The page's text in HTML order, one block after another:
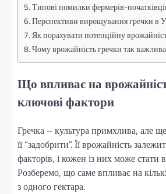
Типові помилки фермерів-
Перспективи вирощування гречки в
Як порахувати потенційну
Чому врожайність гречки так важлива
Що впливає на
ключові фактори
Гречка – культура примхлива, але
її “задобрити”. Її врожайність
факторів, і кожен із них може стати
Розберемо, що саме впливає на
з одного гектара.